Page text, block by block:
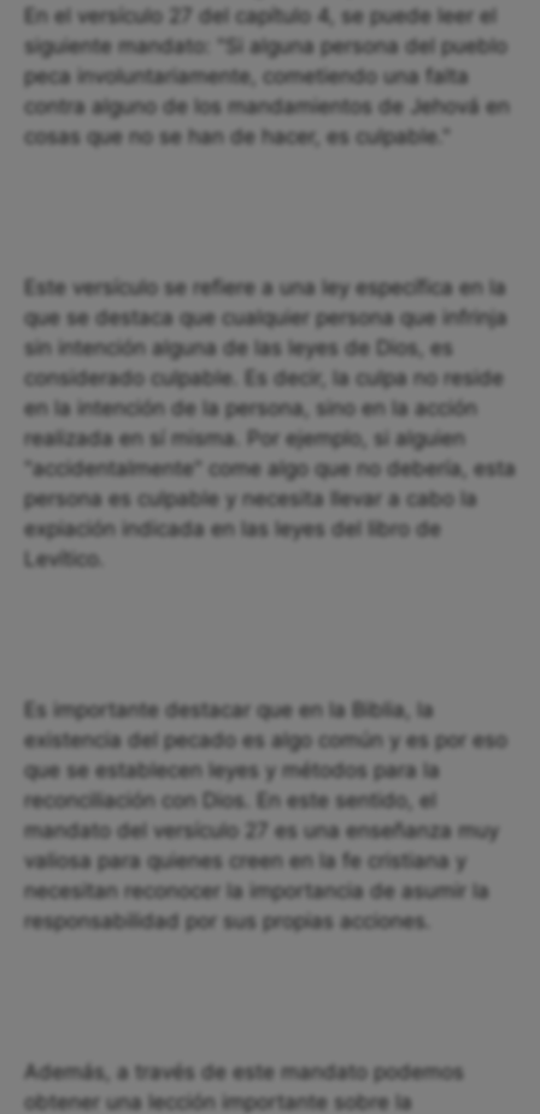
En el versículo 27 del capítulo 4, se puede leer el
siguiente mandato: "Si alguna persona del pueblo
peca involuntariamente, cometiendo una falta
contra alguno de los mandamientos de Jehová en
cosas que no se han de hacer, es culpable."
Este versículo se refiere a una ley específica en la
que se destaca que cualquier persona que infrinja
sin intención alguna de las leyes de Dios, es
considerado culpable. Es decir, la culpa no reside
en la intención de la persona, sino en la acción
realizada en sí misma. Por ejemplo, si alguien
"accidentalmente" come algo que no debería, esta
persona es culpable y necesita llevar a cabo la
expiación indicada en las leyes del libro de
Levítico.
Es importante destacar que en la Biblia, la
existencia del pecado es algo común y es por eso
que se establecen leyes y métodos para la
reconciliación con Dios. En este sentido, el
mandato del versículo 27 es una enseñanza muy
valiosa para quienes creen en la fe cristiana y
necesitan reconocer la importancia de asumir la
responsabilidad por sus propias acciones.
Además, a través de este mandato podemos
obtener una lección importante sobre la